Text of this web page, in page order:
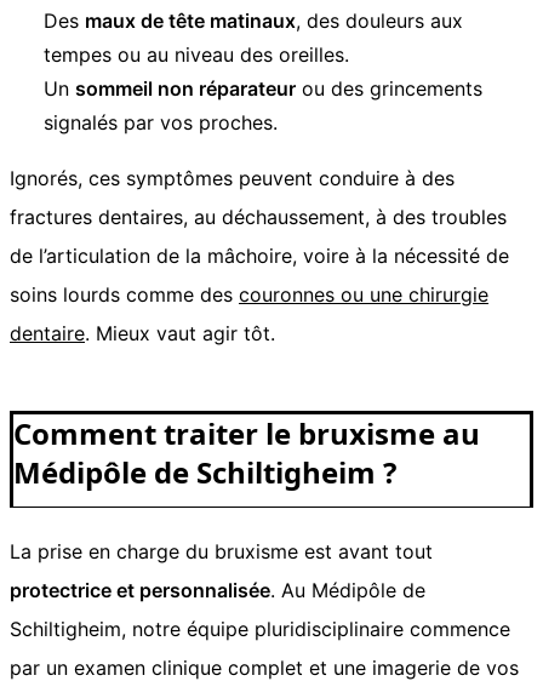
Des maux de tête matinaux, des douleurs aux
tempes ou au niveau des oreilles.
Un sommeil non réparateur ou des grincements
signalés par vos proches.
Ignorés, ces symptômes peuvent conduire à des
fractures dentaires, au déchaussement, à des troubles
de l’articulation de la mâchoire, voire à la nécessité de
soins lourds comme des couronnes ou une chirurgie
dentaire. Mieux vaut agir tôt.
Comment traiter le bruxisme au
Médipôle de Schiltigheim ?
La prise en charge du bruxisme est avant tout
protectrice et personnalisée. Au Médipôle de
Schiltigheim, notre équipe pluridisciplinaire commence
par un examen clinique complet et une imagerie de vos